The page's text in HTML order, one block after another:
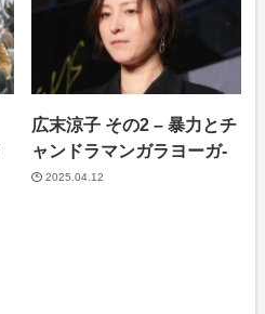
広末涼子 その2 – 暴力とチ
ャンドラマンガラヨーガ-
2025.04.12